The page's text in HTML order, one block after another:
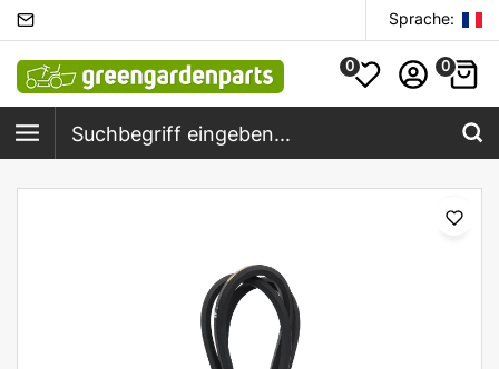
Sprache:
0 0